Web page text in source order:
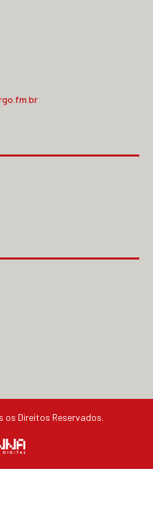
os Direitos Reservados.